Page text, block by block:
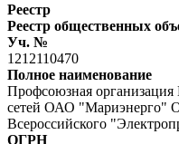
Реестр
Реестр общественных
Уч. №
1212110470
Полное наименование
Профсоюзная
сетей ОАО "Мариэнерго"
Всероссийского
ОГРН